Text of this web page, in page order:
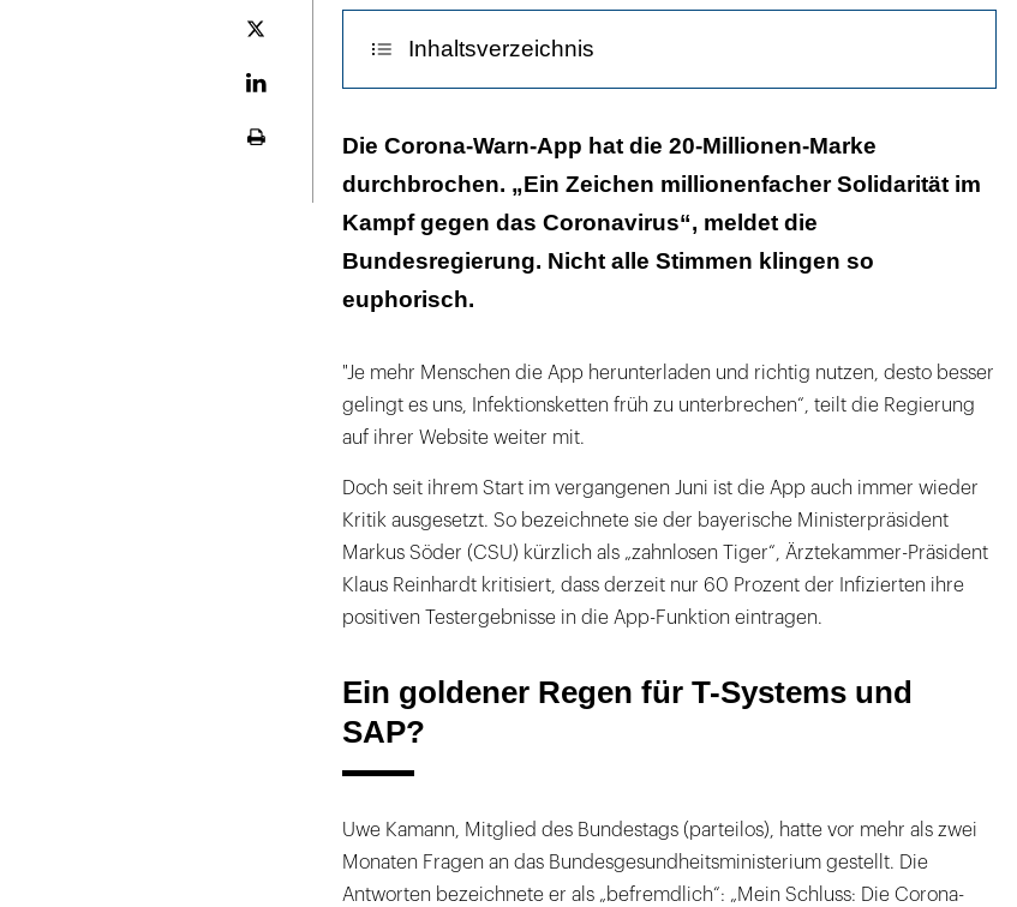
Plattform
Inhaltsverzeichnis
Ein goldener Regen für T-Systems und SAP?
Oder ein kleines Werkzeug, das eben auch seinen Beitrag liefert?
Die Corona-Warn-App hat die 20-Millionen-Marke
durchbrochen. „Ein Zeichen millionenfacher Solidarität im
Kampf gegen das Coronavirus“, meldet die
Bundesregierung. Nicht alle Stimmen klingen so
euphorisch.
"Je mehr Menschen die App herunterladen und richtig nutzen, desto besser
gelingt es uns, Infektionsketten früh zu unterbrechen“, teilt die Regierung
auf ihrer Website weiter mit.
Doch seit ihrem Start im vergangenen Juni ist die App auch immer wieder
Kritik ausgesetzt. So bezeichnete sie der bayerische Ministerpräsident
Markus Söder (CSU) kürzlich als „zahnlosen Tiger“, Ärztekammer-Präsident
Klaus Reinhardt kritisiert, dass derzeit nur 60 Prozent der Infizierten ihre
positiven Testergebnisse in die App-Funktion eintragen.
Ein goldener Regen für T-Systems und
SAP?
Uwe Kamann, Mitglied des Bundestags (parteilos), hatte vor mehr als zwei
Monaten Fragen an das Bundesgesundheitsministerium gestellt. Die
Antworten bezeichnete er als „befremdlich“: „Mein Schluss: Die Corona-